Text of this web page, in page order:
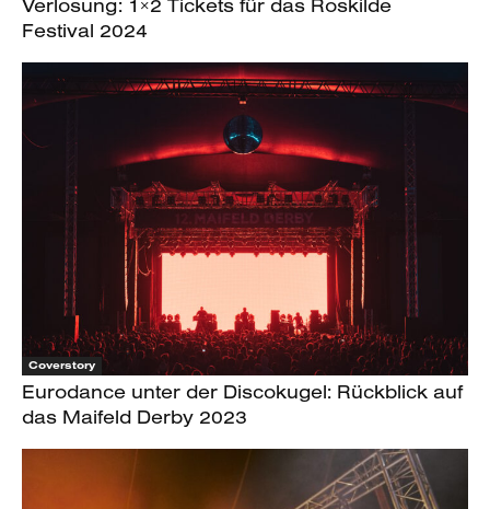
Verlosung: 1×2 Tickets für das Roskilde
Festival 2024
Coverstory
Eurodance unter der Discokugel: Rückblick auf
das Maifeld Derby 2023